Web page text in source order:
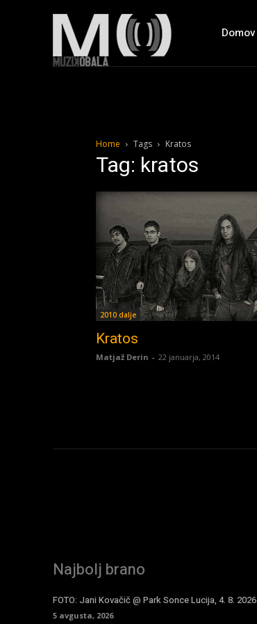
Domov
Home Tags Kratos
Tag: kratos
2010 dalje
Kratos
Matjaž Derin - 22 januarja, 2014
Najbolj brano
FOTO: Jani Kovačič @ Park Sonce Lucija, 4. 8. 2026
5 avgusta, 2026